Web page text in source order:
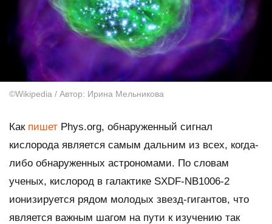
©Wikipedia / Автор: Ирина Мельникова
Как пишет Phys.org, обнаруженный сигнал
кислорода является самым дальним из всех, когда-
либо обнаруженных астрономами. По словам
ученых, кислород в галактике SXDF-NB1006-2
ионизируется рядом молодых звезд-гигантов, что
является важным шагом на пути к изучению так